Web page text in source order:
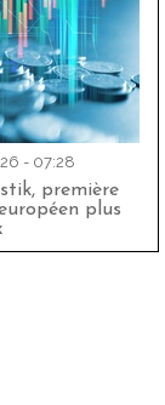
- 07:28
première
plus